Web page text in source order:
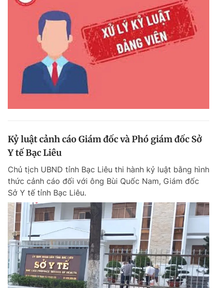
Kỷ luật cảnh cáo Giám đốc và Phó giám đốc Sở
Y tế Bạc Liêu
Chủ tịch UBND tỉnh Bạc Liêu thi hành kỷ luật bằng hình
thức cảnh cáo đối với ông Bùi Quốc Nam, Giám đốc
Sở Y tế tỉnh Bạc Liêu.